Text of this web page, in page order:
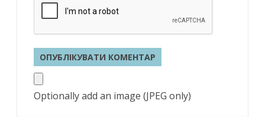
Optionally add an image (JPEG only)